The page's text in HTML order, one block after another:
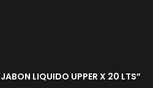
LIQUIDO UPPER X 20 LTS”